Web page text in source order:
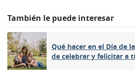
También le puede interesar
Qué hacer en el Día de
de celebrar y felicitar a